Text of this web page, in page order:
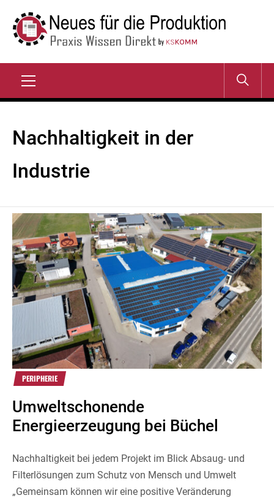
Inhalt
springen
NEUES FÜR DIE
PRODUKTION
Nachhaltigkeit in der
Industrie
PERIPHERIE
Umweltschonende
Energieerzeugung bei Büchel
Nachhaltigkeit bei jedem Projekt im Blick Absaug- und
Filterlösungen zum Schutz von Mensch und Umwelt
„Gemeinsam können wir eine positive Veränderung